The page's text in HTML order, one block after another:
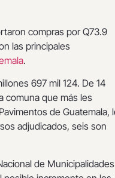
compras por Q73.9
las principales
.
697 mil 124. De 14
comuna que más les
de Guatemala,
adjudicados, seis son
de Municipalidades